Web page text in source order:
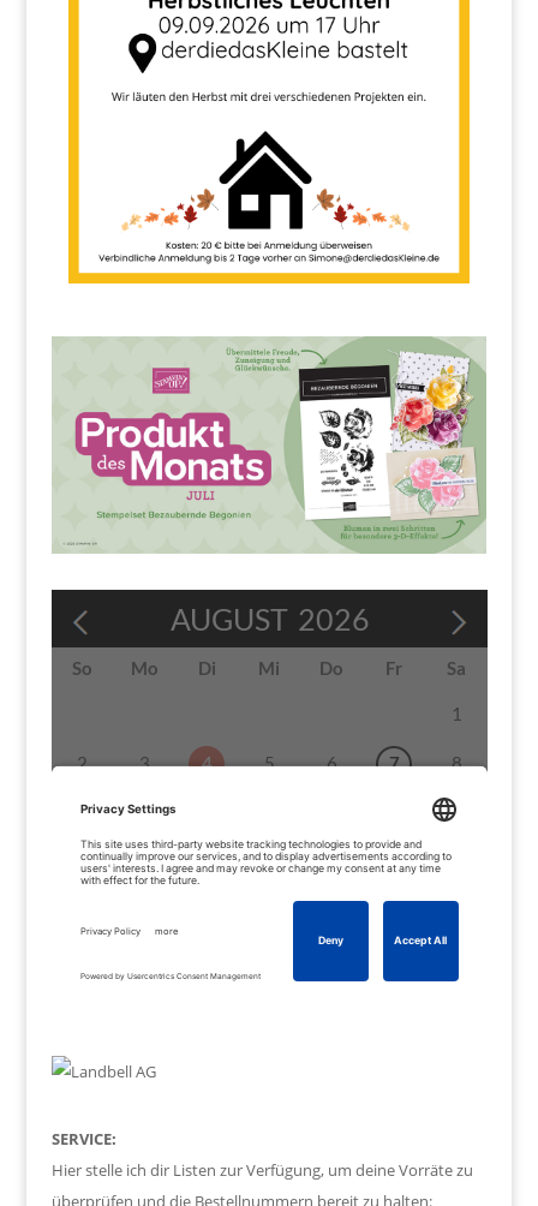
SERVICE:
Hier stelle ich dir Listen zur Verfügung, um deine Vorräte zu
überprüfen und die Bestellnummern bereit zu halten: